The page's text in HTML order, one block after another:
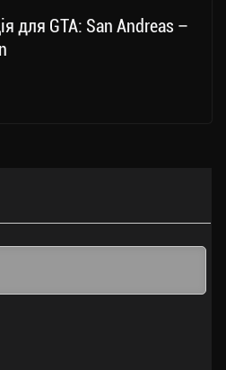
для GTA: San Andreas –